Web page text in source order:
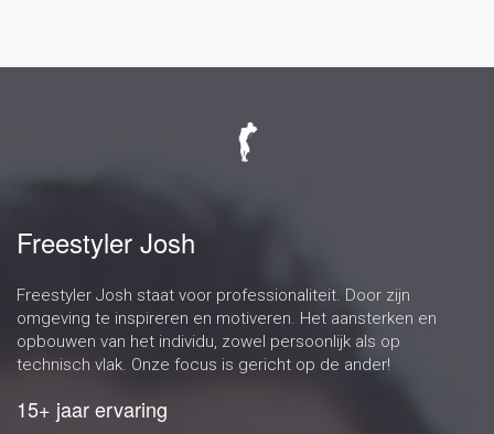
Freestyler Josh
Freestyler Josh staat voor professionaliteit. Door zijn
omgeving te inspireren en motiveren. Het aansterken en
opbouwen van het individu, zowel persoonlijk als op
technisch vlak. Onze focus is gericht op de ander!
15+ jaar ervaring